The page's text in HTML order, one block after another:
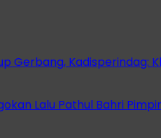
Gerbang, Kadisperindag:
Lalu Pathul Bahri